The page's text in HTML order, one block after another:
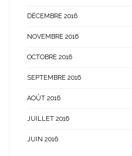
DÉCEMBRE 2016
NOVEMBRE 2016
OCTOBRE 2016
SEPTEMBRE 2016
AOÛT 2016
JUILLET 2016
JUIN 2016